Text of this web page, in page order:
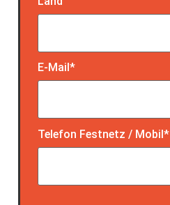
E-Mail*
Telefon Festnetz / Mobil*